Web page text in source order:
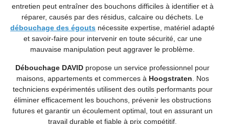
entretien peut entraîner des bouchons difficiles à identifier et à
réparer, causés par des résidus, calcaire ou déchets. Le
débouchage des égouts nécessite expertise, matériel adapté
et savoir-faire pour intervenir en toute sécurité, car une
mauvaise manipulation peut aggraver le problème.
Débouchage DAVID propose un service professionnel pour
maisons, appartements et commerces à Hoogstraten . Nos
techniciens expérimentés utilisent des outils performants pour
éliminer efficacement les bouchons, prévenir les obstructions
futures et garantir un écoulement optimal, tout en assurant un
travail durable et fiable à prix compétitif.